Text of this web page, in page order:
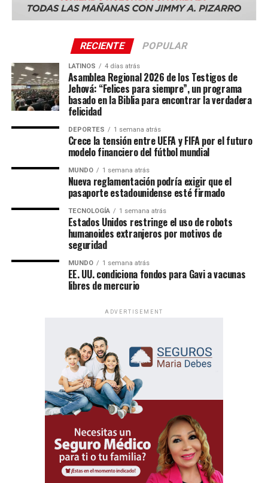
RECIENTE POPULAR
LATINOS 4 días atrás
Asamblea Regional 2026 de los Testigos de
Jehová: “Felices para siempre”, un programa
basado en la Biblia para encontrar la verdadera
felicidad
DEPORTES 1 semana atrás
Crece la tensión entre UEFA y FIFA por el futuro
modelo financiero del fútbol mundial
MUNDO 1 semana atrás
Nueva reglamentación podría exigir que el
pasaporte estadounidense esté firmado
TECNOLOGÍA 1 semana atrás
Estados Unidos restringe el uso de robots
humanoides extranjeros por motivos de
seguridad
MUNDO 1 semana atrás
EE. UU. condiciona fondos para Gavi a vacunas
libres de mercurio
ADVERTISEMENT